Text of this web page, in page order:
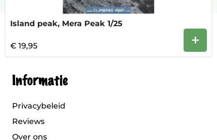
Island peak, Mera Peak 1/25
€ 19,95 +
Informatie
Privacybeleid
Reviews
Over ons